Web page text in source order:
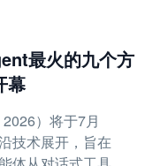
最火的九个方
幕
）将于7月
技术展开，旨在